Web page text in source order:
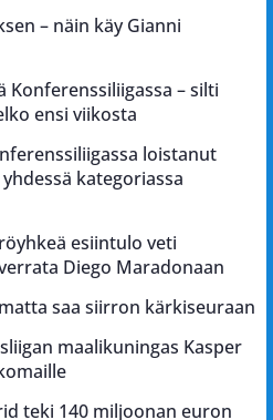
– näin käy Gianni
Konferenssiliigassa – silti
ensi viikosta
loistanut
kategoriassa
esiintulo veti
Diego Maradonaan
saa siirron kärkiseuraan
maalikuningas Kasper
teki 140 miljoonan euron